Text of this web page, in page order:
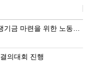
마련을 위한 노동주점
의대회 진행